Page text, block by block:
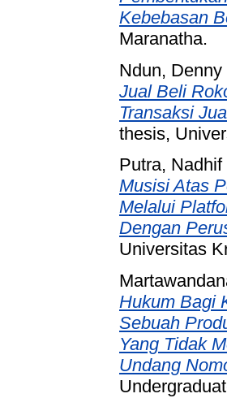
Kebebasan
Maranatha.
Ndun,
Jual Beli
Transaksi
thesis,
Putra,
Musisi Atas
Melalui
Dengan
Universitas
Hukum Bagi
Sebuah
Yang Tidak
Undang